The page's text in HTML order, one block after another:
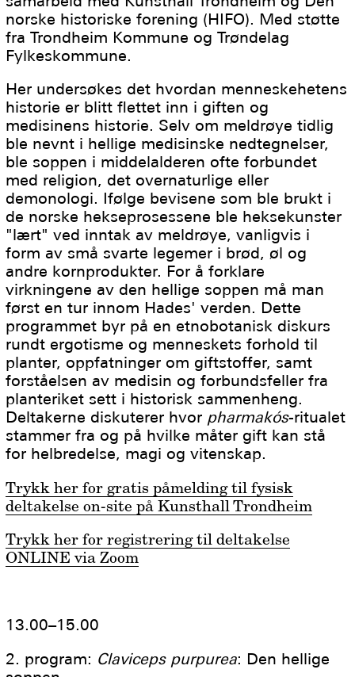
norske historiske forening (HIFO). Med støtte
fra Trondheim Kommune og Trøndelag
Fylkeskommune.
Her undersøkes det hvordan menneskehetens
historie er blitt flettet inn i giften og
medisinens historie. Selv om meldrøye tidlig
ble nevnt i hellige medisinske nedtegnelser,
ble soppen i middelalderen ofte forbundet
med religion, det overnaturlige eller
demonologi. Ifølge bevisene som ble brukt i
de norske hekseprosessene ble heksekunster
"lært" ved inntak av meldrøye, vanligvis i
form av små svarte legemer i brød, øl og
andre kornprodukter. For å forklare
virkningene av den hellige soppen må man
først en tur innom Hades' verden. Dette
programmet byr på en etnobotanisk diskurs
rundt ergotisme og menneskets forhold til
planter, oppfatninger om giftstoffer, samt
forståelsen av medisin og forbundsfeller fra
planteriket sett i historisk sammenheng.
Deltakerne diskuterer hvor pharmakós-ritualet
stammer fra og på hvilke måter gift kan stå
for helbredelse, magi og vitenskap.
Trykk her for gratis påmelding til fysisk
deltakelse on-site på Kunsthall Trondheim​
Trykk her for registrering til deltakelse
ONLINE via Zoom
13.00–15.00
2. program: Claviceps purpurea: Den hellige